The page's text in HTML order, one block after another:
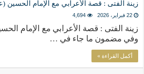
زينة الفتى : قصة الأعرابي مع الإمام الحسين
22 فبراير، 2026 4,694
زينة الفتى : قصة الأعرابي مع الإمام
وفي مضمون ما جاء في …
أكمل القراءة »